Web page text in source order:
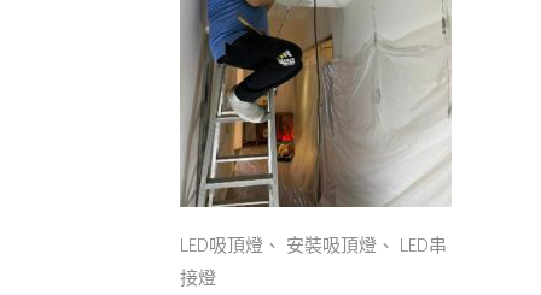
LED吸頂燈、 安裝吸頂燈、 LED串
接燈